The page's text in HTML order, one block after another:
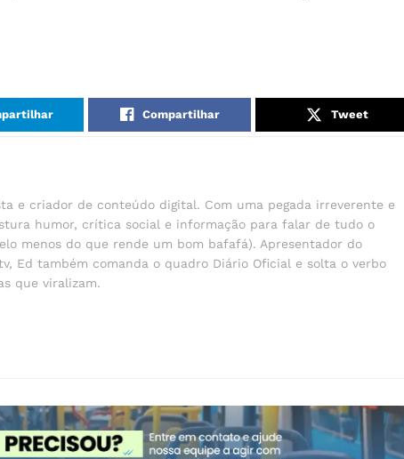
Compartilhar Tweet
e criador de conteúdo digital. Com uma pegada irreverente e
humor, crítica social e informação para falar de tudo o
menos do que rende um bom bafafá). Apresentador do
Ed também comanda o quadro Diário Oficial e solta o verbo
que viralizam.